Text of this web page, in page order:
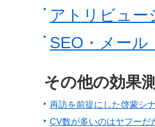
アトリビュー
SEO・メール
その他の効果
再訪を前提にした啓蒙シ
CV数が多いのはヤフーだ